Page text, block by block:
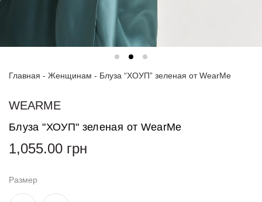
костюмы
Футболки
брюки
Главная - Женщинам - Блуза “ХОУП” зеленая от WearMe
WEARME
Блуза "ХОУП" зеленая от WearMe
1,055.00 грн
Размер